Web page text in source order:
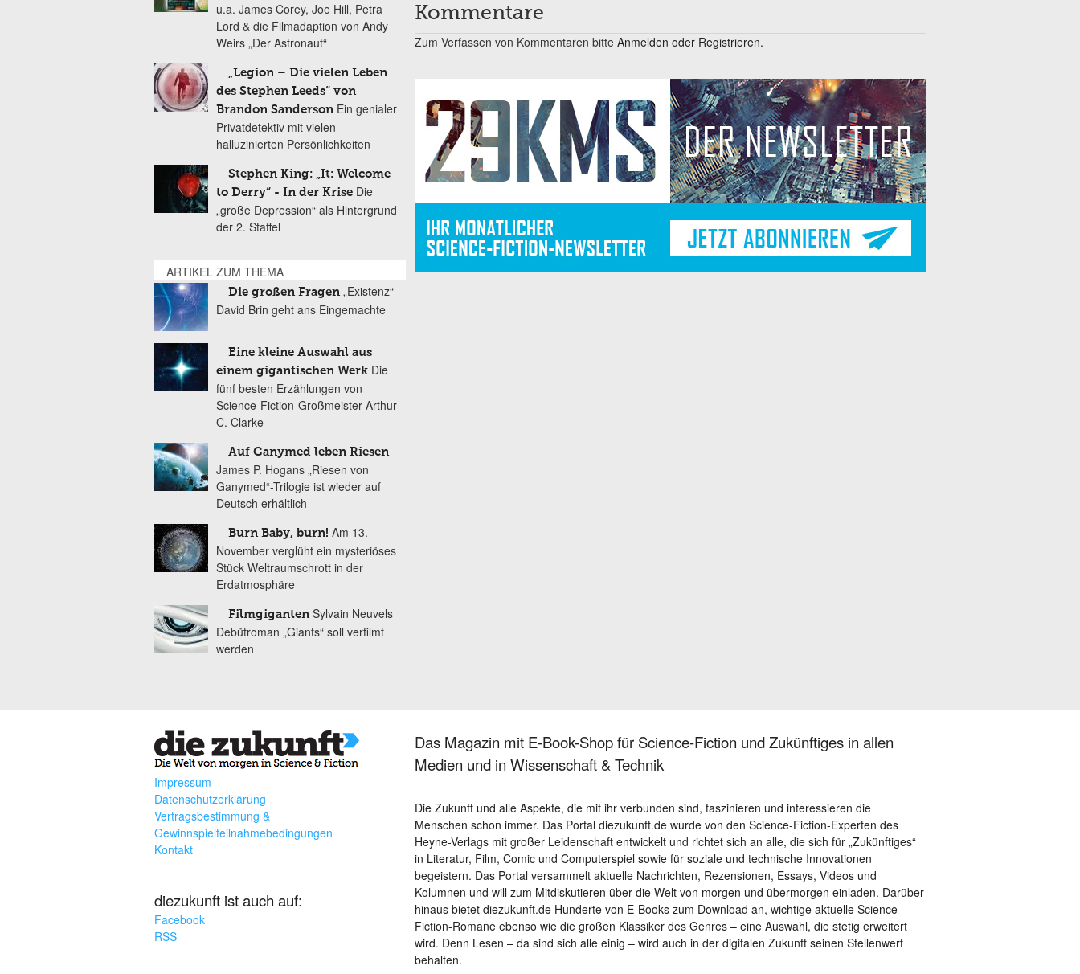
Kommentare
Zum Verfassen von Kommentaren bitte Anmelden oder Registrieren.
u.a. James Corey, Joe Hill, Petra
Lord & die Filmadaption von Andy
Weirs „Der Astronaut“
„Legion – Die vielen Leben
des Stephen Leeds“ von
Brandon Sanderson Ein genialer
Privatdetektiv mit vielen
halluzinierten Persönlichkeiten
Stephen King: „It: Welcome
to Derry“ - In der Krise Die
„große Depression“ als Hintergrund
der 2. Staffel
ARTIKEL ZUM THEMA
Die großen Fragen „Existenz“ –
David Brin geht ans Eingemachte
Eine kleine Auswahl aus
einem gigantischen Werk Die
fünf besten Erzählungen von
Science-Fiction-Großmeister Arthur
C. Clarke
Auf Ganymed leben Riesen
James P. Hogans „Riesen von
Ganymed“-Trilogie ist wieder auf
Deutsch erhältlich
Burn Baby, burn! Am 13.
November verglüht ein mysteriöses
Stück Weltraumschrott in der
Erdatmosphäre
Filmgiganten Sylvain Neuvels
Debütroman „Giants“ soll verfilmt
werden
Impressum
Datenschutzerklärung
Vertragsbestimmung &
Gewinnspielteilnahmebedingungen
Kontakt
diezukunft ist auch auf:
Facebook
RSS
Das Magazin mit E-Book-Shop für Science-Fiction und Zukünftiges in allen
Medien und in Wissenschaft & Technik
Die Zukunft und alle Aspekte, die mit ihr verbunden sind, faszinieren und interessieren die
Menschen schon immer. Das Portal diezukunft.de wurde von den Science-Fiction-Experten des
Heyne-Verlags mit großer Leidenschaft entwickelt und richtet sich an alle, die sich für „Zukünftiges“
in Literatur, Film, Comic und Computerspiel sowie für soziale und technische Innovationen
begeistern. Das Portal versammelt aktuelle Nachrichten, Rezensionen, Essays, Videos und
Kolumnen und will zum Mitdiskutieren über die Welt von morgen und übermorgen einladen. Darüber
hinaus bietet diezukunft.de Hunderte von E-Books zum Download an, wichtige aktuelle Science-
Fiction-Romane ebenso wie die großen Klassiker des Genres – eine Auswahl, die stetig erweitert
wird. Denn Lesen – da sind sich alle einig – wird auch in der digitalen Zukunft seinen Stellenwert
behalten.